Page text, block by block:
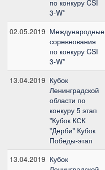
по конкуру CSI
3-W*
02.05.2019 Международные
соревнования
по конкуру CSI
3-W*
13.04.2019 Кубок
Ленинградской
области по
конкуру 5 этап
"Кубок КСК
"Дерби" Кубок
Победы-этап
13.04.2019 Кубок